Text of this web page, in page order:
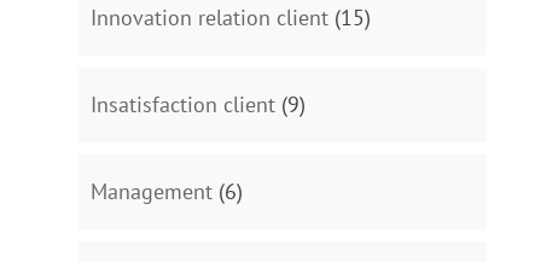
Innovation relation client(15)
Insatisfaction client(9)
Management(6)